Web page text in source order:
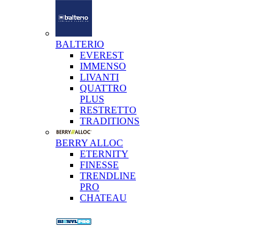
BALTERIO
EVEREST
IMMENSO
LIVANTI
QUATTRO
PLUS
RESTRETTO
TRADITIONS
BERRY ALLOC
ETERNITY
FINESSE
TRENDLINE
PRO
CHATEAU